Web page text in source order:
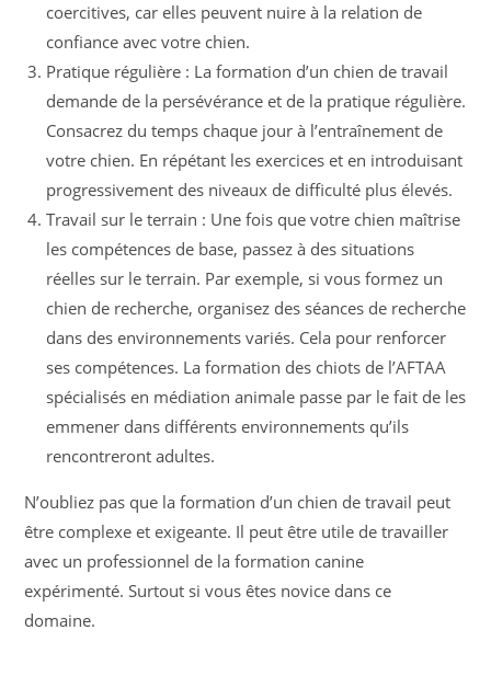
coercitives, car elles peuvent nuire à la relation de
confiance avec votre chien.
Pratique régulière : La formation d’un chien de travail
demande de la persévérance et de la pratique régulière.
Consacrez du temps chaque jour à l’entraînement de
votre chien. En répétant les exercices et en introduisant
progressivement des niveaux de difficulté plus élevés.
Travail sur le terrain : Une fois que votre chien maîtrise
les compétences de base, passez à des situations
réelles sur le terrain. Par exemple, si vous formez un
chien de recherche, organisez des séances de recherche
dans des environnements variés. Cela pour renforcer
ses compétences. La formation des chiots de l’AFTAA
spécialisés en médiation animale passe par le fait de les
emmener dans différents environnements qu’ils
rencontreront adultes.
N’oubliez pas que la formation d’un chien de travail peut
être complexe et exigeante. Il peut être utile de travailler
avec un professionnel de la formation canine
expérimenté. Surtout si vous êtes novice dans ce
domaine.